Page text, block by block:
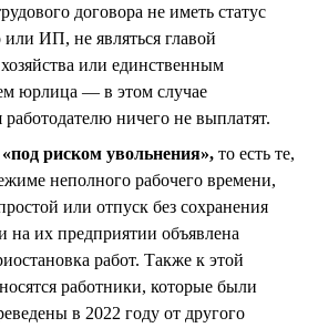
договора не иметь статус
или ИП, не являться главой
или единственным
юрлица — в этом случае
работодателю ничего не выплатят.
риском увольнения», то есть те,
неполного рабочего времени,
или отпуск без сохранения
на их предприятии объявлена
работ. Также к этой
работники, которые были
в 2022 году от другого